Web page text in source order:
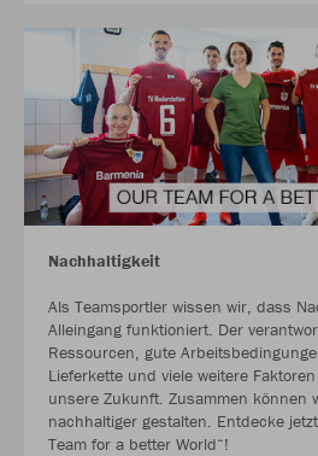
Nachhaltigkeit
Als Teamsportler wissen wir, dass
Alleingang funktioniert. Der
Ressourcen, gute
Lieferkette und viele weitere
unsere Zukunft. Zusammen können
nachhaltiger gestalten. Entdecke
Team for a better World“!